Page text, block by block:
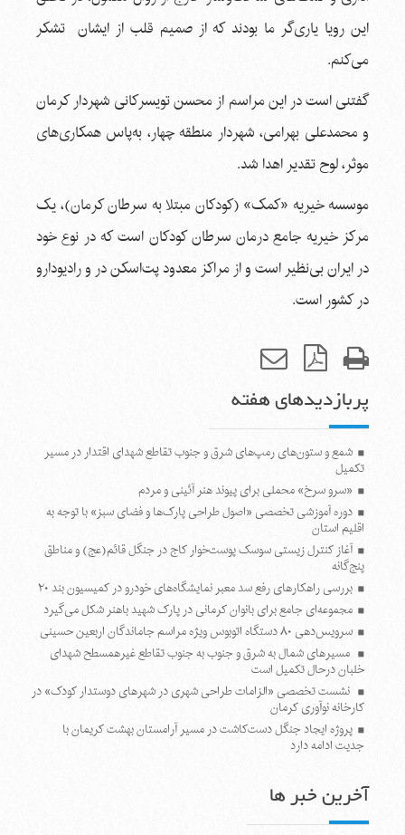
این رویا یاری‌گر ما بودند که از صمیم قلب از ایشان تشکر
می‌کنم.
گفتنی است در این مراسم از محسن تویسرکانی شهردار کرمان
و محمدعلی بهرامی، شهردار منطقه چهار، به‌پاس همکاری‌های
موثر، لوح تقدیر اهدا شد.
موسسه خیریه «کمک» (کودکان مبتلا به سرطان کرمان)، یک
مرکز خیریه جامع درمان سرطان کودکان است که در نوع خود
در ایران بی‌نظیر است و از مراکز معدود پت‌اسکن در و رادیودارو
در کشور است.
پربازدیدهای هفته
شمع و ستون‌های رمپ‌های شرق و جنوب تقاطع شهدای اقتدار در مسیر
تکمیل
«سرو سرخ» محملی برای پیوند هنر آئینی و مردم
دوره آموزشی تخصصی «اصول طراحی پارک‌ها و فضای سبز» با توجه به
اقلیم استان
آغاز کنترل زیستی سوسک پوست‌خوار کاج در جنگل قائم(عج) و مناطق
پنج‌گانه
بررسی راهکارهای رفع سد معبر نمایشگاه‌های خودرو در کمیسیون بند ۲۰
مجموعه‌ای جامع برای بانوان کرمانی در پارک شهید باهنر شکل می‌گیرد
سرویس‌دهی ۸۰ دستگاه اتوبوس ویژه مراسم جاماندگان اربعین حسینی
مسیرهای شمال به شرق و جنوب به جنوب تقاطع غیرهمسطح شهدای
خلبان درحال تکمیل است
نشست تخصصی «الزامات طراحی شهری در شهرهای دوستدار کودک» در
کارخانه نوآوری کرمان
پروژه ایجاد جنگل دست‌کاشت در مسیر آرامستان بهشت کریمان با
جدیت ادامه دارد
آخرین خبر ها